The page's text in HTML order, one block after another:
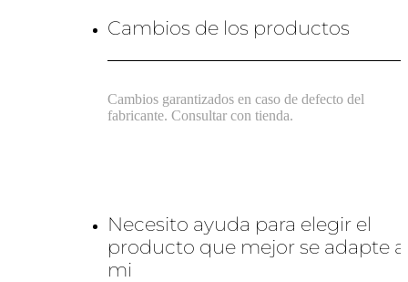
Cambios de los productos
Cambios garantizados en caso de defecto del
fabricante. Consultar con tienda.
Necesito ayuda para elegir el
producto que mejor se adapte a
mi